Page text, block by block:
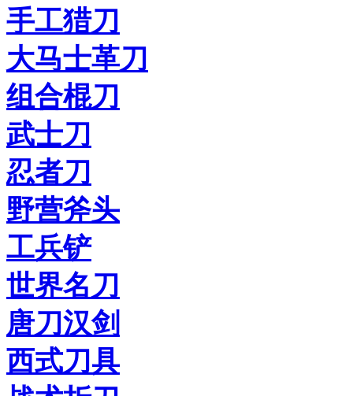
手工猎刀
大马士革刀
组合棍刀
武士刀
忍者刀
野营斧头
工兵铲
世界名刀
唐刀汉剑
西式刀具